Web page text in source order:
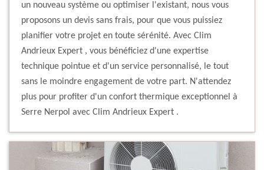
un nouveau système ou optimiser l'existant, nous vous
proposons un devis sans frais, pour que vous puissiez
planifier votre projet en toute sérénité. Avec Clim
Andrieux Expert , vous bénéficiez d'une expertise
technique pointue et d'un service personnalisé, le tout
sans le moindre engagement de votre part. N'attendez
plus pour profiter d'un confort thermique exceptionnel à
Serre Nerpol avec Clim Andrieux Expert .